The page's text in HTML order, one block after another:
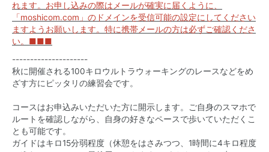
れます。お申し込みの際はメールが確実に届くように、
「moshicom.com」のドメインを受信可能の設定にしてください
ますようお願いします。特に携帯メールの方は必ずご確認くださ
い。■■■
---------------------
秋に開催される100キロウルトラウォーキングのレースなどをめ
ざす方にピッタリの練習会です。
コースはお申込みいただいた方に開示します。ご自身のスマホで
ルートを確認しながら、自身の好きなペースで歩いていただくこ
とも可能です。
ガイドはキロ15分弱程度（休憩をはさみつつ、1時間に4キロ程度